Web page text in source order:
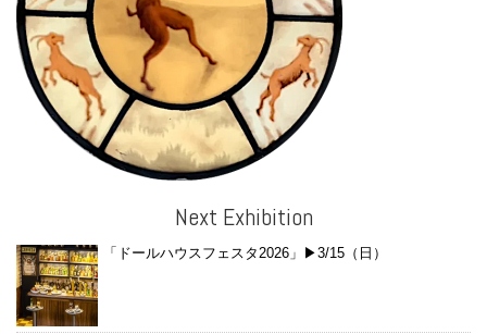
Next Exhibition
「ドールハウスフェスタ2026」▶︎3/15（日）